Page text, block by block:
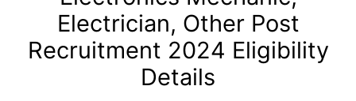
Electrician, Other Post
Recruitment 2024 Eligibility
Details